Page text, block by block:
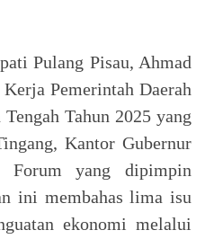
Pulang Pisau, Ahmad
Pemerintah Daerah
Tahun 2025 yang
Kantor Gubernur
Forum yang dipimpin
ini membahas lima isu
ekonomi melalui